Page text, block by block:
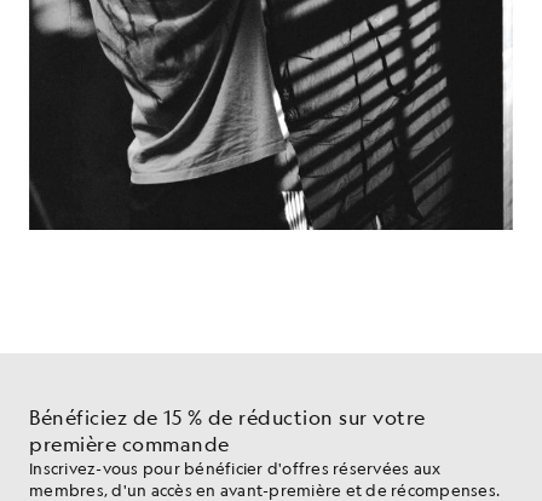
Bénéficiez de 15 % de réduction sur votre
première commande
Inscrivez-vous pour bénéficier d'offres réservées aux
membres, d'un accès en avant-première et de récompenses.